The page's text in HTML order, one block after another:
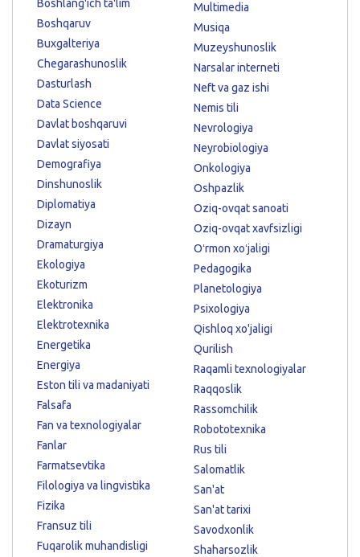
Boshlang'ich ta'lim
Boshqaruv
Buxgalteriya
Chegarashunoslik
Dasturlash
Data Science
Davlat boshqaruvi
Davlat siyosati
Demografiya
Dinshunoslik
Diplomatiya
Dizayn
Dramaturgiya
Ekologiya
Ekoturizm
Elektronika
Elektrotexnika
Energetika
Energiya
Eston tili va madaniyati
Falsafa
Fan va texnologiyalar
Fanlar
Farmatsevtika
Filologiya va lingvistika
Fizika
Fransuz tili
Fuqarolik muhandisligi
Multimedia
Musiqa
Muzeyshunoslik
Narsalar interneti
Neft va gaz ishi
Nemis tili
Nevrologiya
Neyrobiologiya
Onkologiya
Oshpazlik
Oziq-ovqat sanoati
Oziq-ovqat xavfsizligi
Oʻrmon xoʻjaligi
Pedagogika
Planetologiya
Psixologiya
Qishloq xo'jaligi
Qurilish
Raqamli texnologiyalar
Raqqoslik
Rassomchilik
Robototexnika
Rus tili
Salomatlik
San'at
San'at tarixi
Savodxonlik
Shaharsozlik